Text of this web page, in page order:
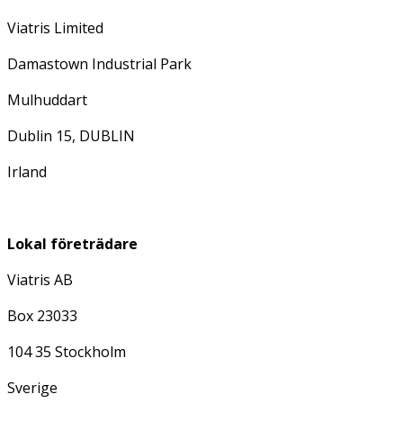
Viatris Limited
Damastown Industrial Park
Mulhuddart
Dublin 15, DUBLIN
Irland
Lokal företrädare
Viatris AB
Box 23033
104 35 Stockholm
Sverige